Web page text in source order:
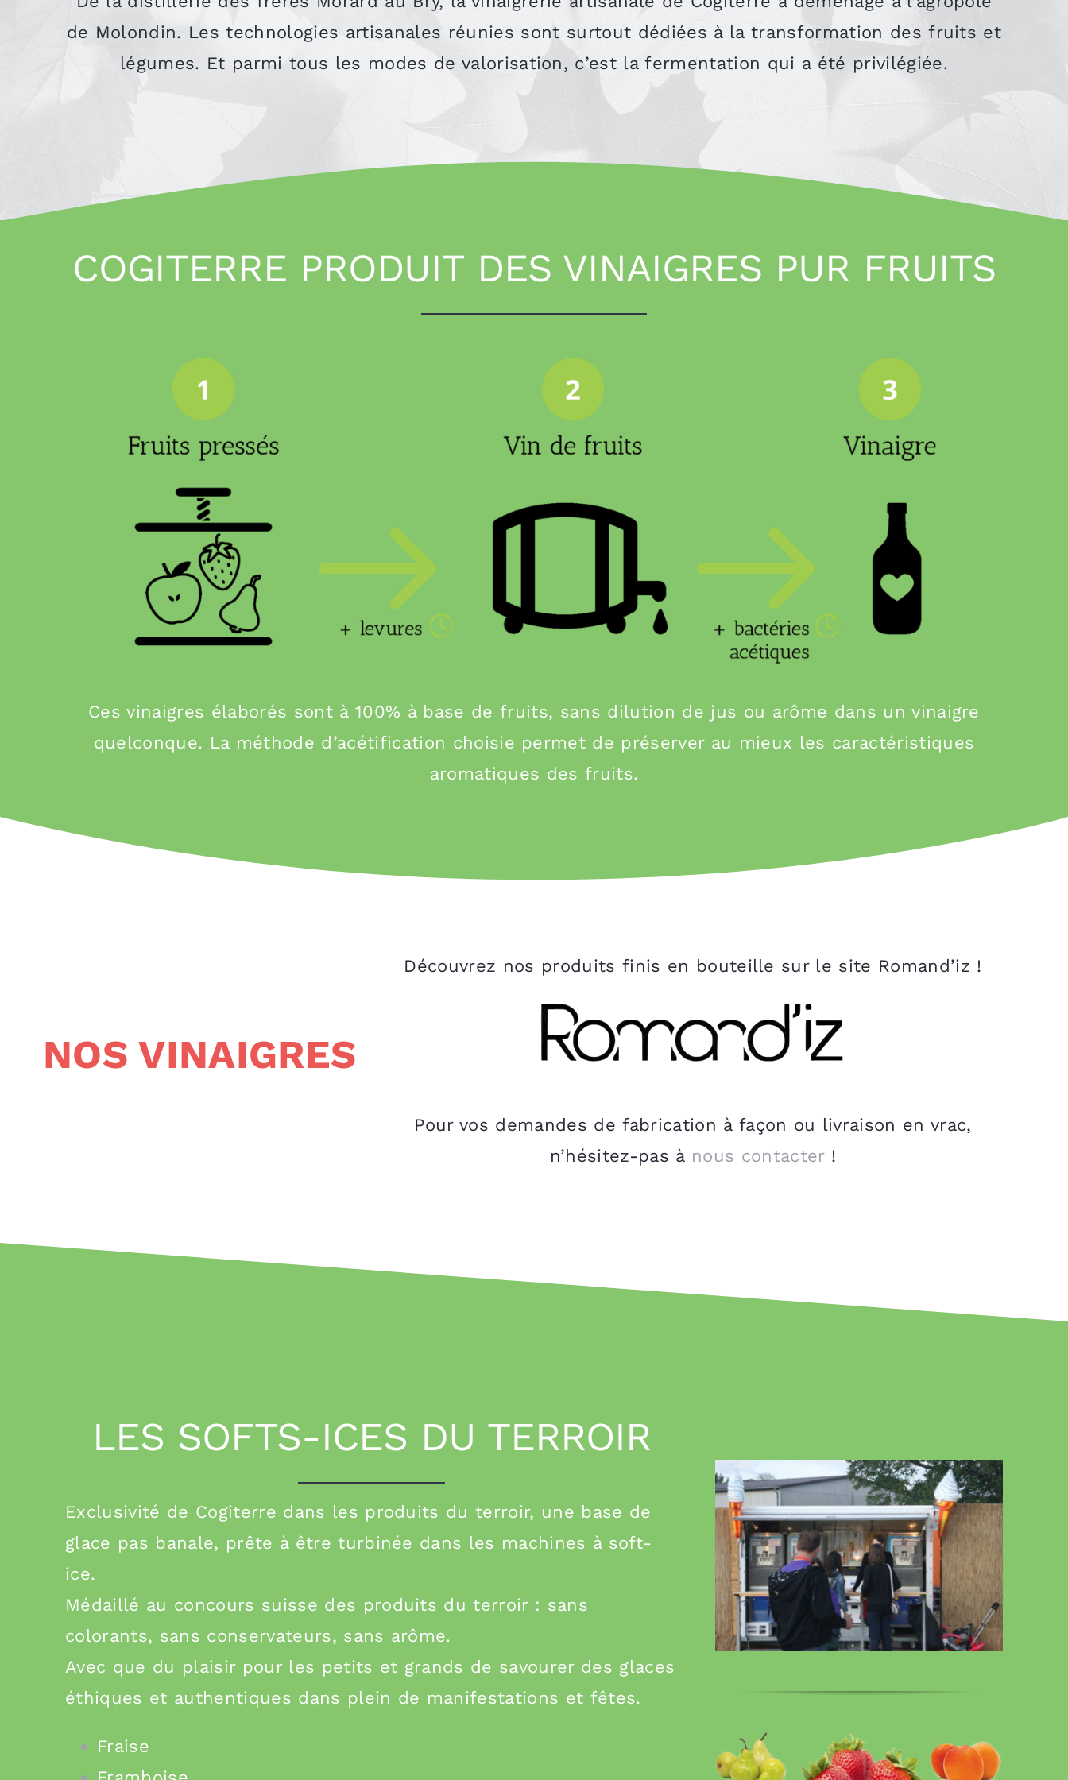
de Molondin. Les technologies artisanales réunies sont surtout dédiées à la transformation des fruits et
légumes. Et parmi tous les modes de valorisation, c’est la fermentation qui a été privilégiée.
COGITERRE PRODUIT DES VINAIGRES PUR FRUITS
Ces vinaigres élaborés sont à 100% à base de fruits, sans dilution de jus ou arôme dans un vinaigre
quelconque. La méthode d’acétification choisie permet de préserver au mieux les caractéristiques
aromatiques des fruits.
NOS VINAIGRES
Découvrez nos produits finis en bouteille sur le site Romand’iz !
Pour vos demandes de fabrication à façon ou livraison en vrac,
n’hésitez-pas à nous contacter!
LES SOFTS-ICES DU TERROIR
Exclusivité de Cogiterre dans les produits du terroir, une base de
glace pas banale, prête à être turbinée dans les machines à soft-
ice.
Médaillé au concours suisse des produits du terroir : sans
colorants, sans conservateurs, sans arôme.
Avec que du plaisir pour les petits et grands de savourer des glaces
éthiques et authentiques dans plein de manifestations et fêtes.
Fraise